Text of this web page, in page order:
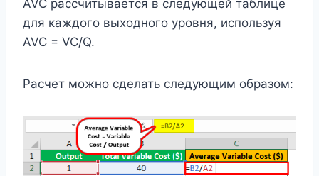
AVC рассчитывается в следующей таблице
для каждого выходного уровня, используя
AVC = VC/Q.
Расчет можно сделать следующим образом: